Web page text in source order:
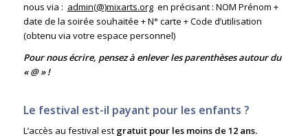
nous via : admin(@)mixarts.orgen précisant : NOM Prénom +
date de la soirée souhaitée + N° carte + Code d’utilisation
(obtenu via votre espace personnel)
Pour nous écrire, pensez à enlever les parenthèses autour du
« @ » !
Le festival est-il payant pour les enfants ?
L’accès au festival est gratuit pour les moins de 12 ans.